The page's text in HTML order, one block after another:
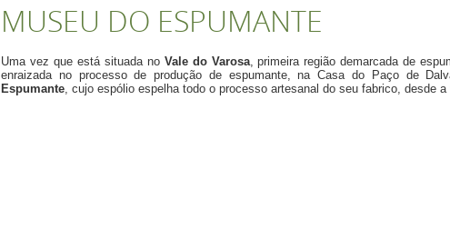
MUSEU DO ESPUMANTE
Uma vez que está situada no Vale do Varosa, primeira região demarcada de
enraizada no processo de produção de espumante, na Casa do Paço de
Espumante, cujo espólio espelha todo o processo artesanal do seu fabrico, desde